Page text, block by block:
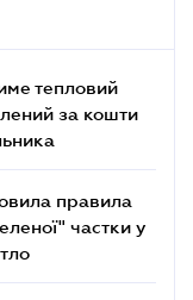
тепловий
за кошти
правила
частки у